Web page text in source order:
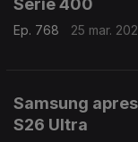
Série 400
Ep. 768 25 mar.
Samsung
S26 Ultra